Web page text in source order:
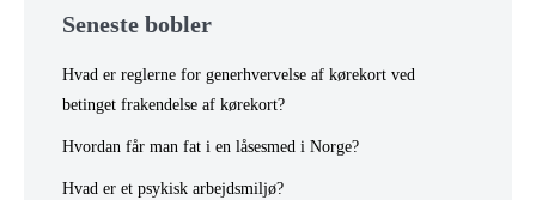
Seneste bobler
Hvad er reglerne for generhvervelse af kørekort ved
betinget frakendelse af kørekort?
Hvordan får man fat i en låsesmed i Norge?
Hvad er et psykisk arbejdsmiljø?